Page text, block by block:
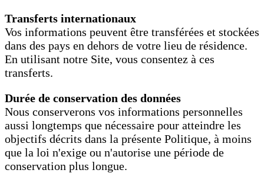
Transferts internationaux
Vos informations peuvent être transférées et stockées
dans des pays en dehors de votre lieu de résidence.
En utilisant notre Site, vous consentez à ces
transferts.
Durée de conservation des données
Nous conserverons vos informations personnelles
aussi longtemps que nécessaire pour atteindre les
objectifs décrits dans la présente Politique, à moins
que la loi n'exige ou n'autorise une période de
conservation plus longue.